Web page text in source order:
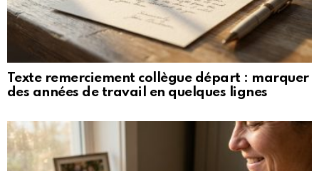
Texte remerciement collègue départ : marquer
des années de travail en quelques lignes